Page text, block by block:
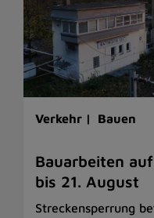
Verkehr | Bauen
Bauarbeiten
bis 21. August
Streckensperrung